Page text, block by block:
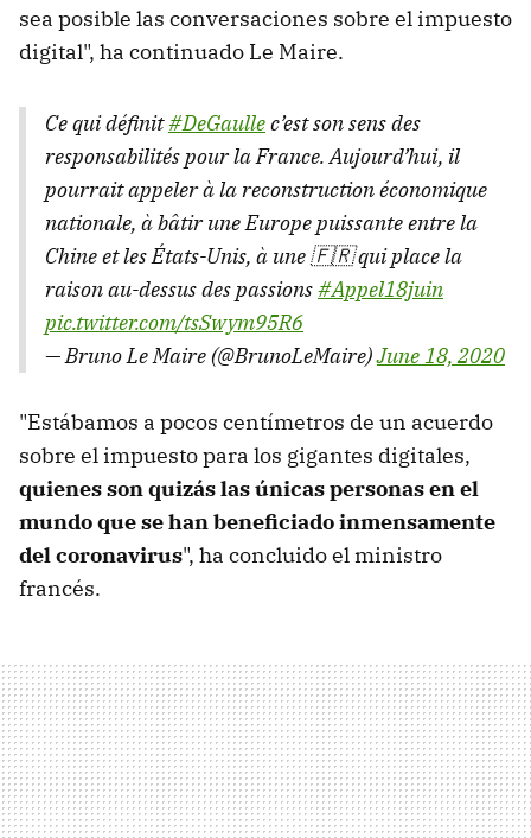
sea posible las conversaciones sobre el impuesto
digital", ha continuado Le Maire.
Ce qui définit#DeGaullec’est son sens des
responsabilités pour la France. Aujourd’hui, il
pourrait appeler à la reconstruction économique
nationale, à bâtir une Europe puissante entre la
Chine et les États-Unis, à une 🇫🇷 qui place la
raison au-dessus des passions#Appel18juin
pic.twitter.com/tsSwym95R6
— Bruno Le Maire (@BrunoLeMaire)June 18, 2020
"Estábamos a pocos centímetros de un acuerdo
sobre el impuesto para los gigantes digitales,
quienes son quizás las únicas personas en el
mundo que se han beneficiado inmensamente
del coronavirus", ha concluido el ministro
francés.